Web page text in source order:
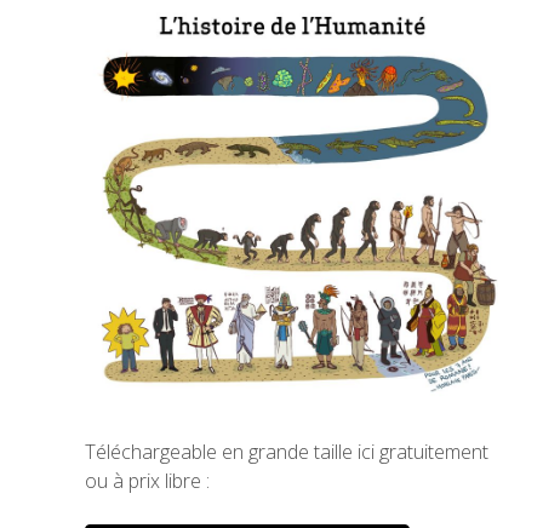
Téléchargeable en grande taille ici gratuitement
ou à prix libre :